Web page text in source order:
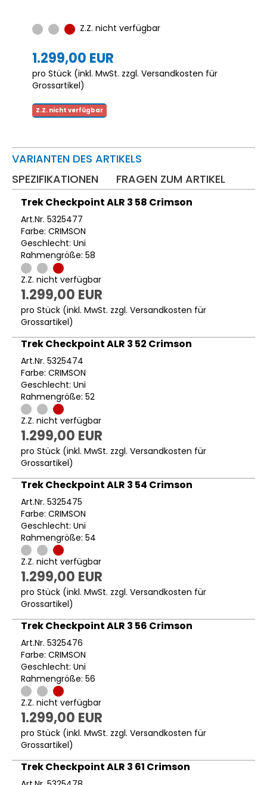
Z.Z. nicht verfügbar
1.299,00 EUR
pro Stück (inkl. MwSt. zzgl. Versandkosten für
Grossartikel)
Z.Z. nicht verfügbar
VARIANTEN DES ARTIKELS
SPEZIFIKATIONEN
FRAGEN ZUM ARTIKEL
Trek Checkpoint ALR 3 58 Crimson
Art.Nr. 5325477
Farbe: CRIMSON
Geschlecht: Uni
Rahmengröße: 58
Z.Z. nicht verfügbar
1.299,00 EUR
pro Stück (inkl. MwSt. zzgl. Versandkosten für
Grossartikel)
Trek Checkpoint ALR 3 52 Crimson
Art.Nr. 5325474
Farbe: CRIMSON
Geschlecht: Uni
Rahmengröße: 52
Z.Z. nicht verfügbar
1.299,00 EUR
pro Stück (inkl. MwSt. zzgl. Versandkosten für
Grossartikel)
Trek Checkpoint ALR 3 54 Crimson
Art.Nr. 5325475
Farbe: CRIMSON
Geschlecht: Uni
Rahmengröße: 54
Z.Z. nicht verfügbar
1.299,00 EUR
pro Stück (inkl. MwSt. zzgl. Versandkosten für
Grossartikel)
Trek Checkpoint ALR 3 56 Crimson
Art.Nr. 5325476
Farbe: CRIMSON
Geschlecht: Uni
Rahmengröße: 56
Z.Z. nicht verfügbar
1.299,00 EUR
pro Stück (inkl. MwSt. zzgl. Versandkosten für
Grossartikel)
Trek Checkpoint ALR 3 61 Crimson